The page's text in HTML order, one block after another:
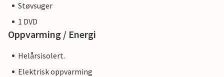
Støvsuger
1 DVD
Oppvarming / Energi
Helårsisolert.
Elektrisk oppvarming